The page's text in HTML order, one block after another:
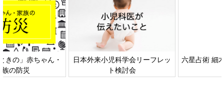
日本外来小児科学会リーフレッ
六星占術 細木かおりさんの人生